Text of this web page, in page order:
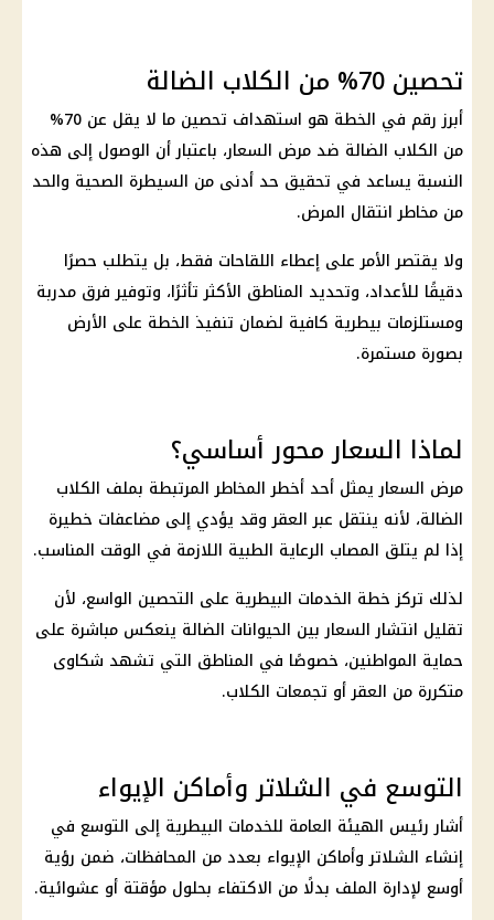
تحصين 70% من الكلاب الضالة
أبرز رقم في الخطة هو استهداف تحصين ما لا يقل عن 70%
من الكلاب الضالة ضد مرض السعار، باعتبار أن الوصول إلى هذه
النسبة يساعد في تحقيق حد أدنى من السيطرة الصحية والحد
من مخاطر انتقال المرض.
ولا يقتصر الأمر على إعطاء اللقاحات فقط، بل يتطلب حصرًا
دقيقًا للأعداد، وتحديد المناطق الأكثر تأثرًا، وتوفير فرق مدربة
ومستلزمات بيطرية كافية لضمان تنفيذ الخطة على الأرض
بصورة مستمرة.
لماذا السعار محور أساسي؟
مرض السعار يمثل أحد أخطر المخاطر المرتبطة بملف الكلاب
الضالة، لأنه ينتقل عبر العقر وقد يؤدي إلى مضاعفات خطيرة
إذا لم يتلق المصاب الرعاية الطبية اللازمة في الوقت المناسب.
لذلك تركز خطة الخدمات البيطرية على التحصين الواسع، لأن
تقليل انتشار السعار بين الحيوانات الضالة ينعكس مباشرة على
حماية المواطنين، خصوصًا في المناطق التي تشهد شكاوى
متكررة من العقر أو تجمعات الكلاب.
التوسع في الشلاتر وأماكن الإيواء
أشار رئيس الهيئة العامة للخدمات البيطرية إلى التوسع في
إنشاء الشلاتر وأماكن الإيواء بعدد من المحافظات، ضمن رؤية
أوسع لإدارة الملف بدلًا من الاكتفاء بحلول مؤقتة أو عشوائية.